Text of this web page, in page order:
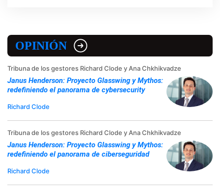
OPINIÓN
Tribuna de los gestores Richard Clode y Ana Chkhikvadze
Janus Henderson: Proyecto Glasswing y Mythos:
redefiniendo el panorama de cybersecurity
Richard Clode
Tribuna de los gestores Richard Clode y Ana Chkhikvadze
Janus Henderson: Proyecto Glasswing y Mythos:
redefiniendo el panorama de ciberseguridad
Richard Clode